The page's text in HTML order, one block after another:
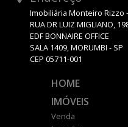
Imobiliária Monteiro Rizzo -
RUA DR LUIZ MIGLIANO,
EDF BONNAIRE OFFICE
SALA 1409, MORUMBI - SP
CEP 05711-001
HOME
IMÓVEIS
Venda